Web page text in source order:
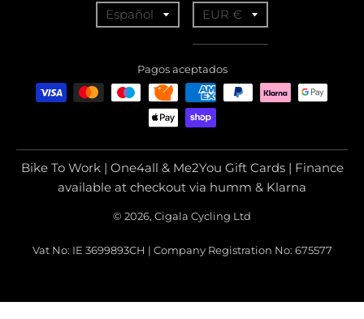
n
a
t
n
i
Español
a
n
s
a
t
i
n
i
EUR €
Pagos aceptados
Bike To Work | One4all & Me2You Gift Cards | Finance
available at checkout via humm & Klarna
© 2026, Cigala Cycling Ltd
Vat No: IE 3699893CH | Company Registration No: 675577